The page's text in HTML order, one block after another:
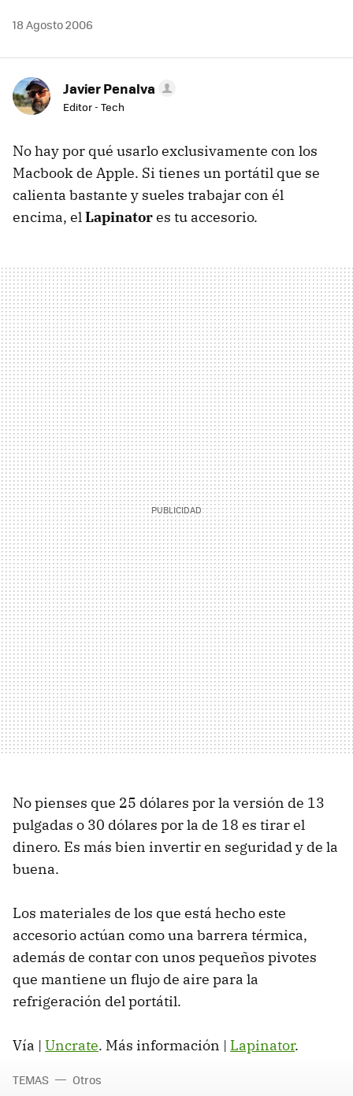
18 Agosto 2006
Javier Penalva
Editor - Tech
No hay por qué usarlo exclusivamente con los
Macbook de Apple. Si tienes un portátil que se
calienta bastante y sueles trabajar con él
encima, elLapinatores tu accesorio.
No pienses que 25 dólares por la versión de 13
pulgadas o 30 dólares por la de 18 es tirar el
dinero. Es más bien invertir en seguridad y de la
buena.
Los materiales de los que está hecho este
accesorio actúan como una barrera térmica,
además de contar con unos pequeños pivotes
que mantiene un flujo de aire para la
refrigeración del portátil.
Vía | Uncrate. Más información | Lapinator.
TEMAS Otros